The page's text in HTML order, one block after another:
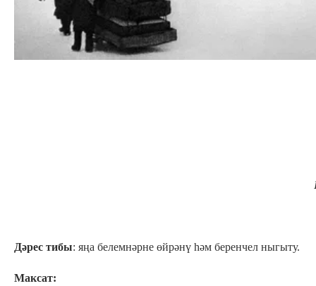
Дәрес тибы: яңа белемнәрне өйрәнү һәм беренчел ныгыту.
Максат: